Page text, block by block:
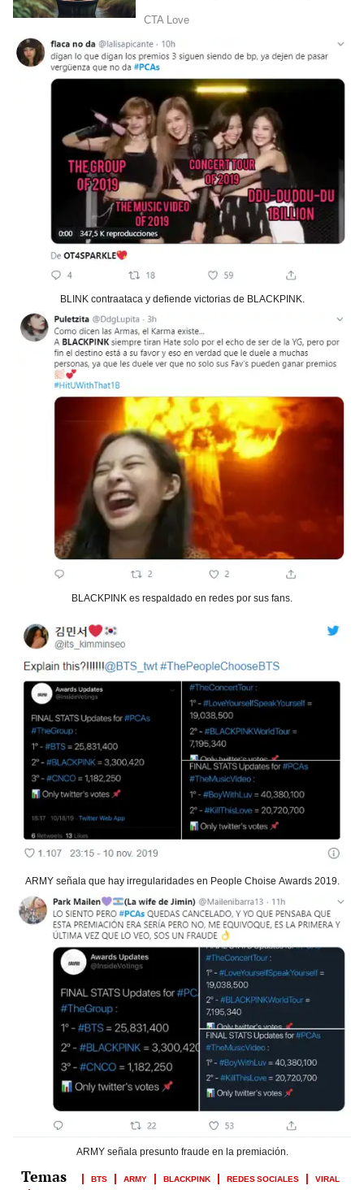
BLINK contraataca y defiende victorias de BLACKPINK.
BLACKPINK es respaldado en redes por sus fans.
ARMY señala que hay irregularidades en People Choise Awards 2019.
ARMY señala presunto fraude en la premiación.
BTS ARMY BLACKPINK REDES SOCIALES
VIRAL